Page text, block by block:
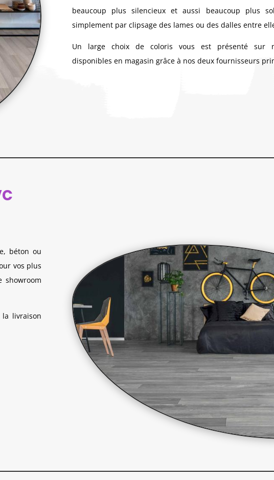
beaucoup plus silencieux et aussi beaucoup plus
simplement par clipsage des lames ou des dalles entre
Un large choix de coloris vous est présenté sur
disponibles en magasin grâce à nos deux fournisseurs
béton ou
vos plus
showroom
la livraison